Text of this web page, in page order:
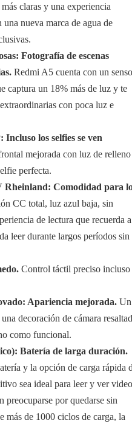
claras y una experiencia
nueva marca de agua de
Fotografía de escenas
Redmi A5 cuenta con un
captura un 18% más de luz y te
con poca luz e
los selfies se ven
mejorada con luz de relleno
perfecta.
Comodidad para
CC total, luz azul baja, sin
de lectura que recuerda a
leer durante largos períodos sin
Control táctil preciso incluso
Apariencia mejorada. Un
decoración de cámara
como funcional.
Batería de larga duración.
y la opción de carga rápida
sea ideal para leer y ver
preocuparse por quedarse sin
más de 1000 ciclos de carga, la